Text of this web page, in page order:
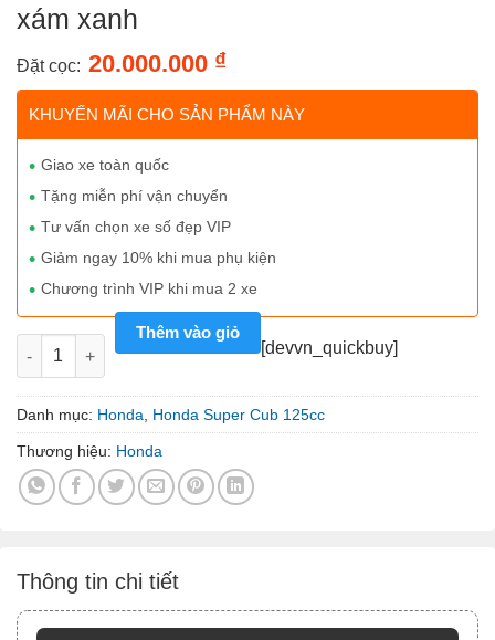
xám xanh
Đặt cọc: 20.000.000 ₫
KHUYẾN MÃI CHO SẢN PHẨM NÀY
Giao xe toàn quốc
Tặng miễn phí vận chuyển
Tư vấn chọn xe số đẹp VIP
Giảm ngay 10% khi mua phụ kiện
Chương trình VIP khi mua 2 xe
Honda Super Cub C125 Japan màu xám xanh số lượng
Thêm vào giỏ
[devvn_quickbuy]
Danh mục: Honda Honda Super Cub 125cc
Thương hiệu: Honda
Thông tin chi tiết